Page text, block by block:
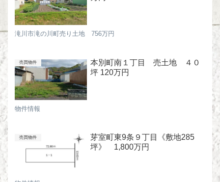
滝川市滝の川町売り土地 756万円
売買物件
本別町南１丁目 売土地 ４０
坪 120万円
物件情報
売買物件
芽室町東9条９丁目《敷地285
坪》 1,800万円